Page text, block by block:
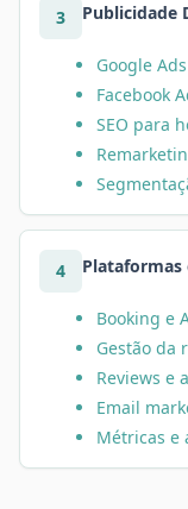
3 Publicidade
Google Ads
Facebook
SEO para
4 Plataformas
Booking e
Gestão da
Reviews e
Email
Métricas e